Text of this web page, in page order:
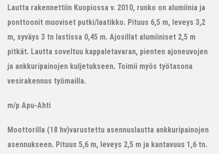
Lautta rakennettiin Kuopiossa v. 2010, runko on alumiinia ja
ponttoonit muoviset putki/laatikko. Pituus 6,5 m, leveys 3,2
m, syväys 3 tn lastissa 0,45 m. Ajosillat alumiiniset 2,5 m
pitkät. Lautta soveltuu kappaletavaran, pienten ajoneuvojen
ja ankkuripainojen kuljetukseen. Toimii myös työtasona
vesirakennus työmailla.
m/p Apu-Ahti
Moottorilla (18 hv)varustettu asennuslautta ankkuripainojen
asennukseen. Pituus 5,6 m, leveys 2,5 m ja kantavuus 1,6 tn.